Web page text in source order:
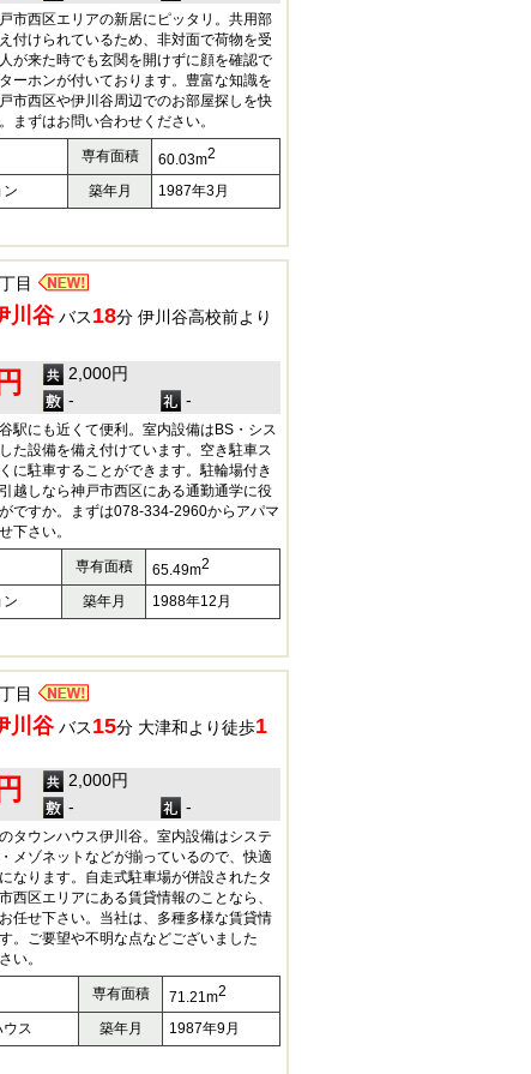
市西区エリアの新居にピッタリ。共用部
付けられているため、非対面で荷物を受
が来た時でも玄関を開けずに顔を確認で
ーホンが付いております。豊富な知識を
市西区や伊川谷周辺でのお部屋探しを快
まずはお問い合わせください。
専有面積 60.03m2
ン 築年月 1987年3月
目
川谷バス18分 伊川谷高校前より
2,000円
-
-
駅にも近くて便利。室内設備はBS・シス
た設備を備え付けています。空き駐車ス
に駐車することができます。駐輪場付き
越しなら神戸市西区にある通勤通学に役
ですか。まずは078-334-2960からアパマ
下さい。
専有面積 65.49m2
ン 築年月 1988年12月
目
川谷バス15分 大津和より徒歩1
2,000円
-
-
タウンハウス伊川谷。室内設備はシステ
メゾネットなどが揃っているので、快適
なります。自走式駐車場が併設されたタ
西区エリアにある賃貸情報のことなら、
任せ下さい。当社は、多種多様な賃貸情
。ご要望や不明な点などございました
い。
専有面積 71.21m2
ウス 築年月 1987年9月